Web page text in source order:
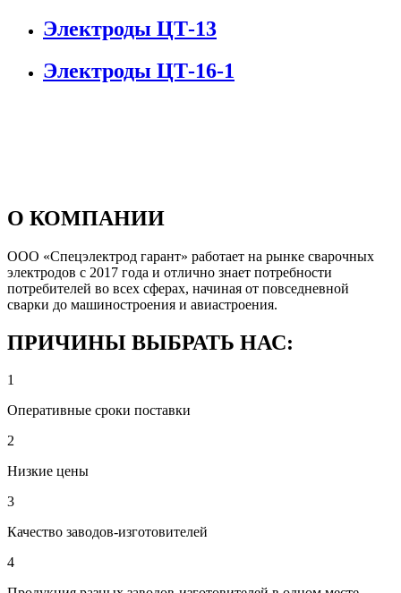
Электроды ЦТ-13
Электроды ЦТ-16-1
О КОМПАНИИ
ООО «Спецэлектрод гарант» работает на рынке сварочных
электродов с 2017 года и отлично знает потребности
потребителей во всех сферах, начиная от повседневной
сварки до машиностроения и авиастроения.
ПРИЧИНЫ ВЫБРАТЬ НАС:
1
Оперативные сроки поставки
2
Низкие цены
3
Качество заводов-изготовителей
4